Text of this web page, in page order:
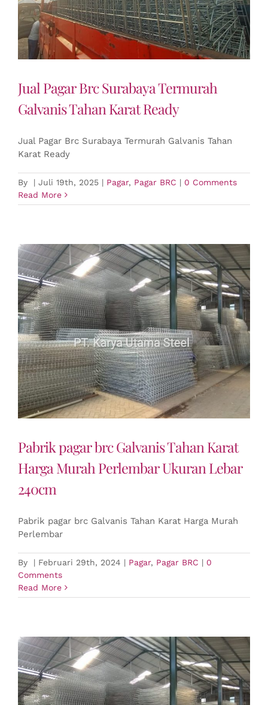
Jual Pagar Brc Surabaya Termurah
Galvanis Tahan Karat Ready
Jual Pagar Brc Surabaya Termurah Galvanis Tahan
Karat Ready
By | Juli 19th, 2025 | Pagar, Pagar BRC | 0 Comments
Read More
Pabrik pagar brc Galvanis Tahan Karat
Harga Murah Perlembar Ukuran Lebar
240cm
Pabrik pagar brc Galvanis Tahan Karat Harga Murah
Perlembar
By | Februari 29th, 2024 | Pagar, Pagar BRC | 0
Comments
Read More